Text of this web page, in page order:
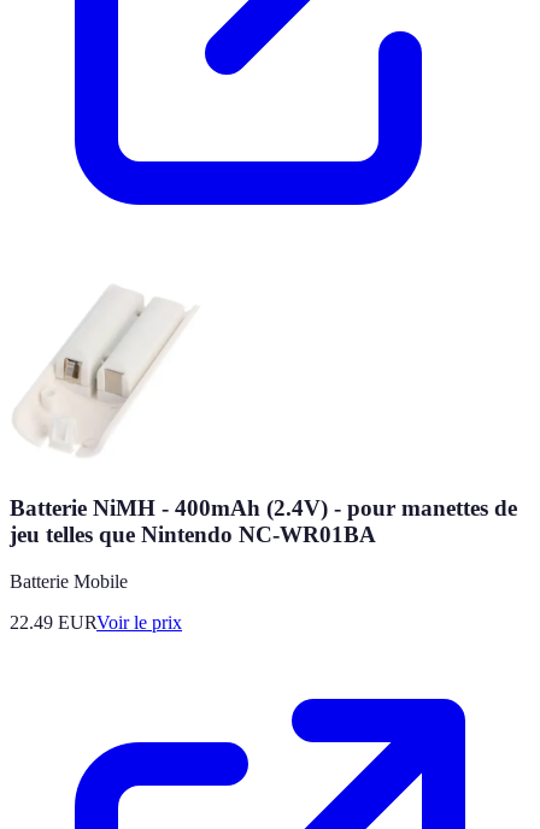
Batterie NiMH - 400mAh (2.4V) - pour manettes de
jeu telles que Nintendo NC-WR01BA
Batterie Mobile
22.49 EURVoir le prix